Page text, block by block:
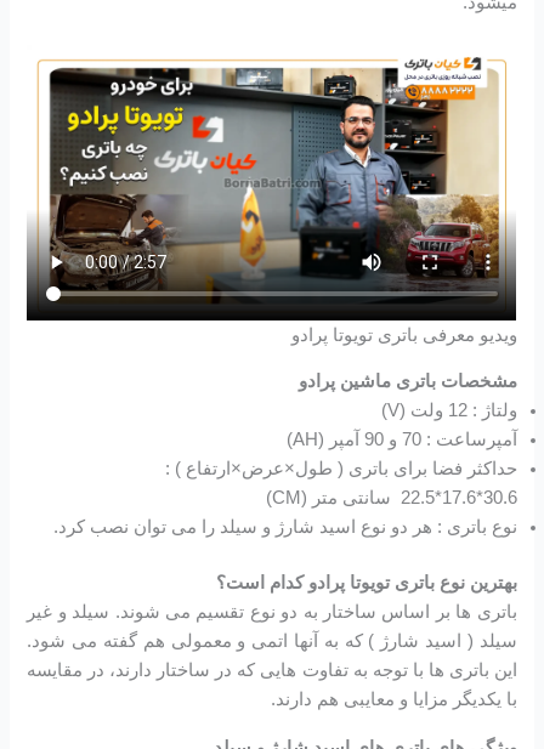
ویدیو معرفی باتری تویوتا پرادو
مشخصات باتری ماشین پرادو
ولتاژ : 12 ولت (V)
آمپرساعت : 70 و 90 آمپر (AH)
حداکثر فضا برای باتری ( طول×عرض×ارتفاع ) :
30.6*17.6*22.5 سانتی متر (CM)
نوع باتری : هر دو نوع اسید شارژ و سیلد را می توان نصب کرد.
بهترین نوع باتری تویوتا پرادو کدام است؟
باتری ها بر اساس ساختار به دو نوع تقسیم می شوند. سیلد و غیر
سیلد ( اسید شارژ ) که به آنها اتمی و معمولی هم گفته می شود.
این باتری ها با توجه به تفاوت هایی که در ساختار دارند، در مقایسه
با یکدیگر مزایا و معایبی هم دارند.